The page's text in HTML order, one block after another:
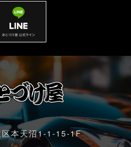
区本天沼1-1-15-1F